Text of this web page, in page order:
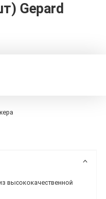
Gepard
высококачественной